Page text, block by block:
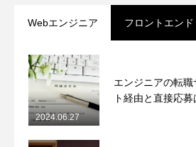
Webエンジニア フロントエンド
エンジニアの転
ト経由と直接応
2024.06.27